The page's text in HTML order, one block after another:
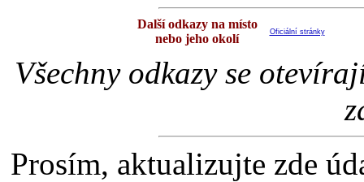
Další odkazy na místo
nebo jeho okolí
Oficiální stránky
Všechny odkazy se
Prosím, aktualizujte zde